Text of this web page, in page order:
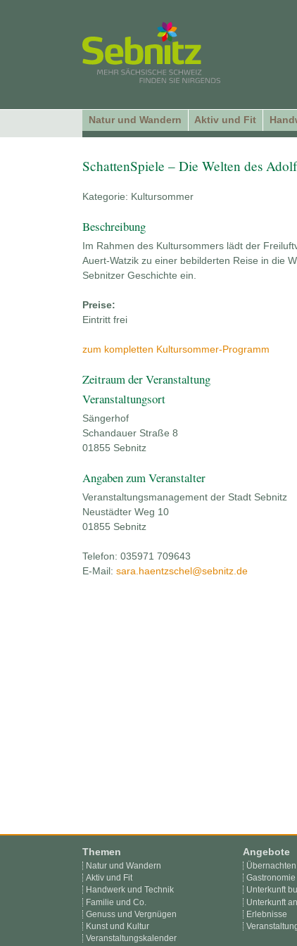
Natur und Wandern Aktiv und Fit
SchattenSpiele – Die Welten des
Kategorie: Kultursommer
Beschreibung
Im Rahmen des Kultursommers lädt der
Auert-Watzik zu einer bebilderten Reise in die
Sebnitzer Geschichte ein.
Preise:
Eintritt frei
zum kompletten Kultursommer-Programm
Zeitraum der Veranstaltung
Veranstaltungsort
Sängerhof
Schandauer Straße 8
01855 Sebnitz
Angaben zum Veranstalter
Veranstaltungsmanagement der Stadt Sebnitz
Neustädter Weg 10
01855 Sebnitz
Telefon: 035971 709643
E-Mail: sara.haentzschel@sebnitz.de
Themen
Natur und Wandern
Aktiv und Fit
Handwerk und Technik
Familie und Co.
Genuss und Vergnügen
Kunst und Kultur
Veranstaltungskalender
Angebote
Übernachten
Gastronomie
Unterkunft
Unterkunft
Erlebnisse